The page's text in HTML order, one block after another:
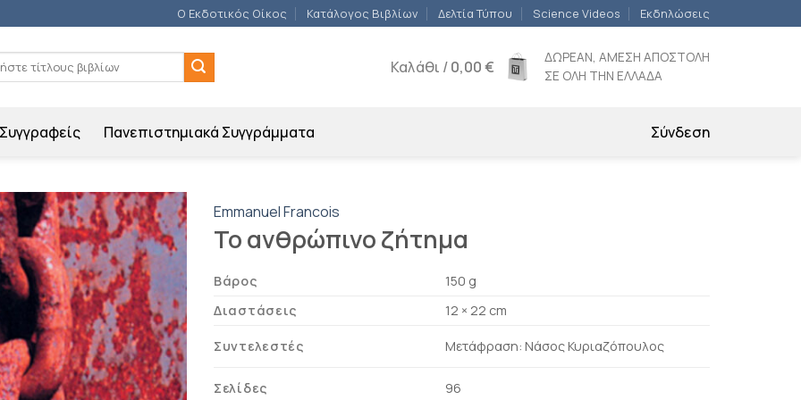
Ο Εκδοτικός Οίκος Κατάλογος Βιβλίων Δελτία Τύπου Science Videos Εκδηλώσεις
Καλάθι /0,00€
ΔΩΡΕΑΝ, ΑΜΕΣΗ ΑΠΟΣΤΟΛΗ
ΣΕ ΟΛΗ ΤΗΝ ΕΛΛΑΔΑ
Συγγραφείς Πανεπιστημιακά Συγγράμματα Σύνδεση
Προσθήκη
βιβλίου
στη λίστα
επιθυμιών
Emmanuel Francois
Το ανθρώπινο ζήτημα
Βάρος
150 g
Διαστάσεις
12 × 22 cm
Συντελεστές Μετάφραση: Νάσος Κυριαζόπουλος
Σελίδες 96